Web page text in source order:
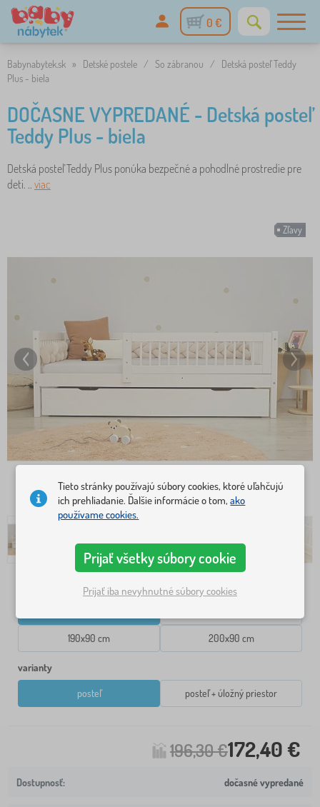
0 €
Babynabytek.sk » Detské postele / So zábranou /
Detská posteľ Teddy
Plus - biela
DOČASNE VYPREDANÉ - Detská posteľ
Teddy Plus - biela
Detská posteľ Teddy Plus ponúka bezpečné a pohodlné prostredie pre
deti. .. viac
Zľavy
190x90 cm 200x90 cm
varianty
posteľ posteľ + úložný priestor
196,30 €172,40 €
dočasné vypredané
Tieto stránky používajú súbory cookies, ktoré uľahčujú
ich prehliadanie. Ďalšie informácie o tom,ako
používame cookies.
Prijať všetky súbory cookie
Prijať iba nevyhnutné súbory cookies